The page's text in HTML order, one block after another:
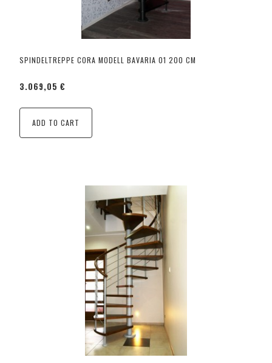
SPINDELTREPPE CORA MODELL BAVARIA 01 200 CM
3.069,05 €
ADD TO CART